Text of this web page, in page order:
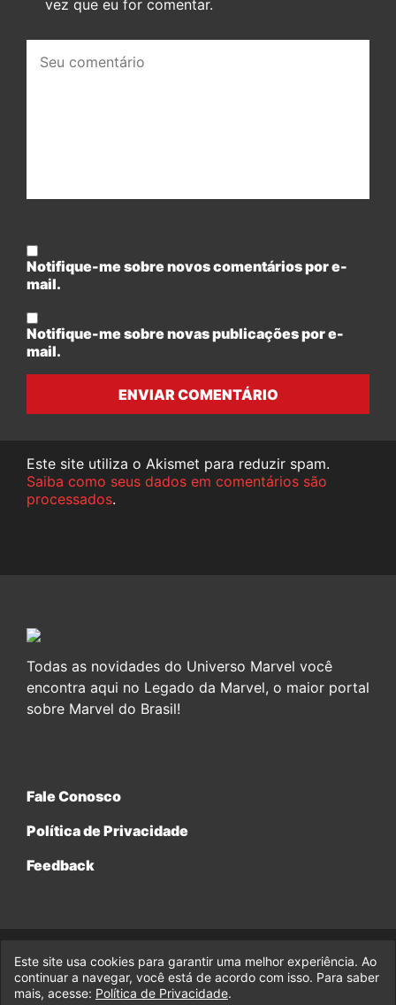
vez que eu for comentar.
comentário:
Notifique-me sobre novos comentários por e-
mail.
Notifique-me sobre novas publicações por e-
mail.
ENVIAR COMENTÁRIO
Este site utiliza o Akismet para reduzir spam.
Saiba como seus dados em comentários são
processados.
Todas as novidades do Universo Marvel você
encontra aqui no Legado da Marvel, o maior portal
sobre Marvel do Brasil!
Fale Conosco
Política de Privacidade
Feedback
© 2017-2026 Legado da Marvel, uma empresa da Legado
Enterprises.
Este site usa cookies para garantir uma melhor experiência. Ao
continuar a navegar, você está de acordo com isso. Para saber
mais, acesse: Política de Privacidade.